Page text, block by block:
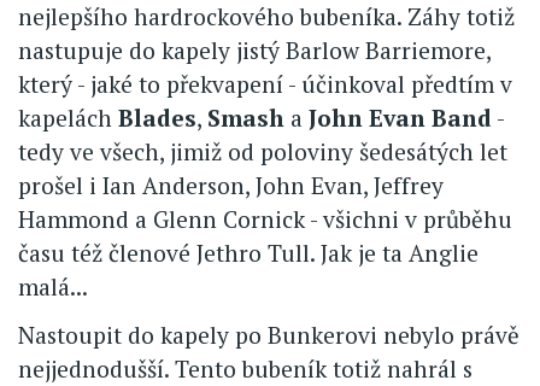
nejlepšího hardrockového bubeníka. Záhy totiž
nastupuje do kapely jistý Barlow Barriemore,
který - jaké to překvapení - účinkoval předtím v
kapelách Blades, Smash a John Evan Band -
tedy ve všech, jimiž od poloviny šedesátých let
prošel i Ian Anderson, John Evan, Jeffrey
Hammond a Glenn Cornick - všichni v průběhu
času též členové Jethro Tull. Jak je ta Anglie
malá...
Nastoupit do kapely po Bunkerovi nebylo právě
nejjednodušší. Tento bubeník totiž nahrál s